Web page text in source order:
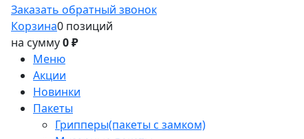
Заказать обратный звонок
Корзина0 позиций
на сумму0 ₽
Меню
Акции
Новинки
Пакеты
Грипперы(пакеты с замком)